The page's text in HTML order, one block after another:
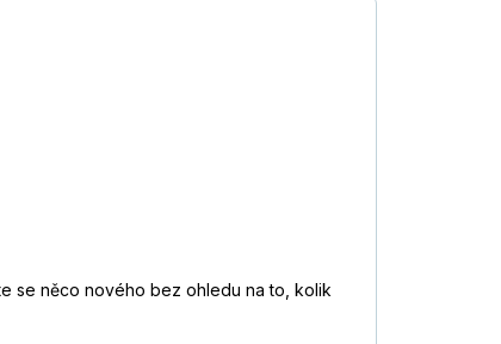
se něco nového bez ohledu na to, kolik